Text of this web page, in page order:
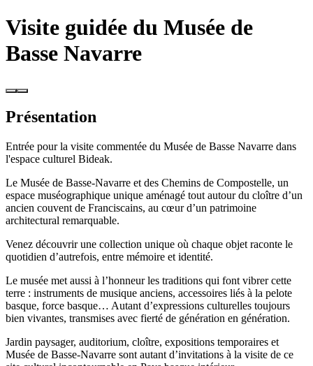
Visite guidée du Musée de
Basse Navarre
Présentation
Entrée pour la visite commentée du Musée de Basse Navarre dans
l'espace culturel Bideak.
Le Musée de Basse-Navarre et des Chemins de Compostelle, un
espace muséographique unique aménagé tout autour du cloître d’un
ancien couvent de Franciscains, au cœur d’un patrimoine
architectural remarquable.
Venez découvrir une collection unique où chaque objet raconte le
quotidien d’autrefois, entre mémoire et identité.
Le musée met aussi à l’honneur les traditions qui font vibrer cette
terre : instruments de musique anciens, accessoires liés à la pelote
basque, force basque… Autant d’expressions culturelles toujours
bien vivantes, transmises avec fierté de génération en génération.
Jardin paysager, auditorium, cloître, expositions temporaires et
Musée de Basse-Navarre sont autant d’invitations à la visite de ce